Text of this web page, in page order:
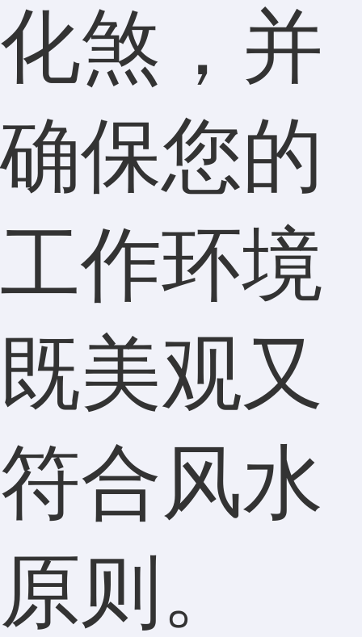
化煞，并
确保您的
工作环境
既美观又
符合风水
原则。